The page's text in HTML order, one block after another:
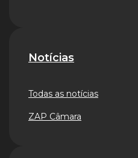
Notícias
Todas as notícias
ZAP Câmara